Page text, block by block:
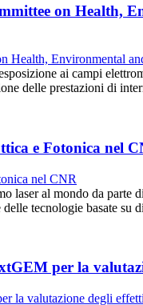
on Health,
ai campi
delle prestazioni di
e Fotonica nel
laser al mondo da
tecnologie basate su
per la